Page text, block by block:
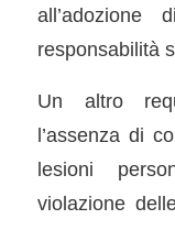
responsabilità
Un altro
l’assenza di
lesioni
violazione